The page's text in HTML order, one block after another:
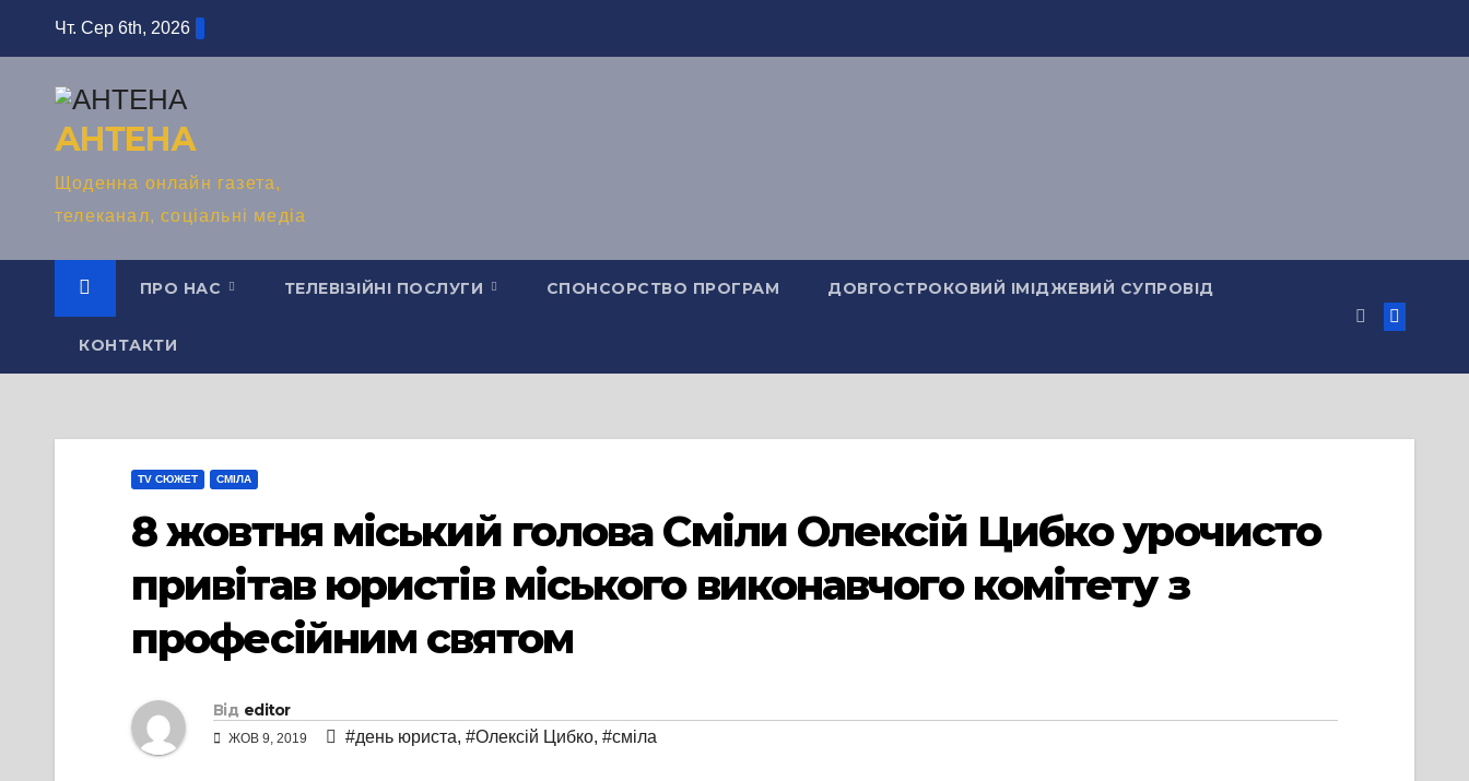
Чт. Сер 6th, 2026
АНТЕНА
Щоденна онлайн газета,
телеканал, соціальні медіа
ПРО НАС ТЕЛЕВІЗІЙНІ ПОСЛУГИ СПОНСОРСТВО ПРОГРАМ ДОВГОСТРОКОВИЙ ІМІДЖЕВИЙ СУПРОВІД
КОНТАКТИ
TV СЮЖЕТ СМІЛА
8 жовтня міський голова Сміли Олексій Цибко урочисто
привітав юристів міського виконавчого комітету з
професійним святом
Від editor
ЖОВ 9, 2019 #день юриста, #Олексій Цибко, #сміла